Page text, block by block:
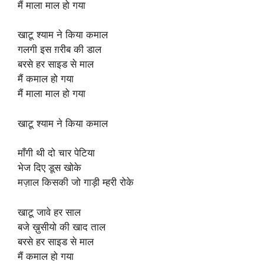
मैं माला माल हो गया
खाटू श्याम ने किया कमाल
गलगी इस ग़रीब की डाल
बरसे हर साइड से माल
मैं कमाल हो गया
मैं माला माल हो गया
खाटू श्याम ने किया कमाल
माँगी थी दो चार पेटिया
भेज दिए डूस खोके
मज़ाल किसकी जो गाड़ी म्हरी रोके
खाटू जावे हर साल
बजे ख़ुसीयो की खाद ताल
बरसे हर साइड से माल
मैं कमाल हो गया